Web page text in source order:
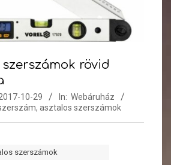
rövid
10-29 In: Webáruház
, asztalos szerszámok
szerszámok